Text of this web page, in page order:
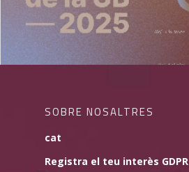
SOBRE NOSALTRES
cat
Registra el teu interès GDPR